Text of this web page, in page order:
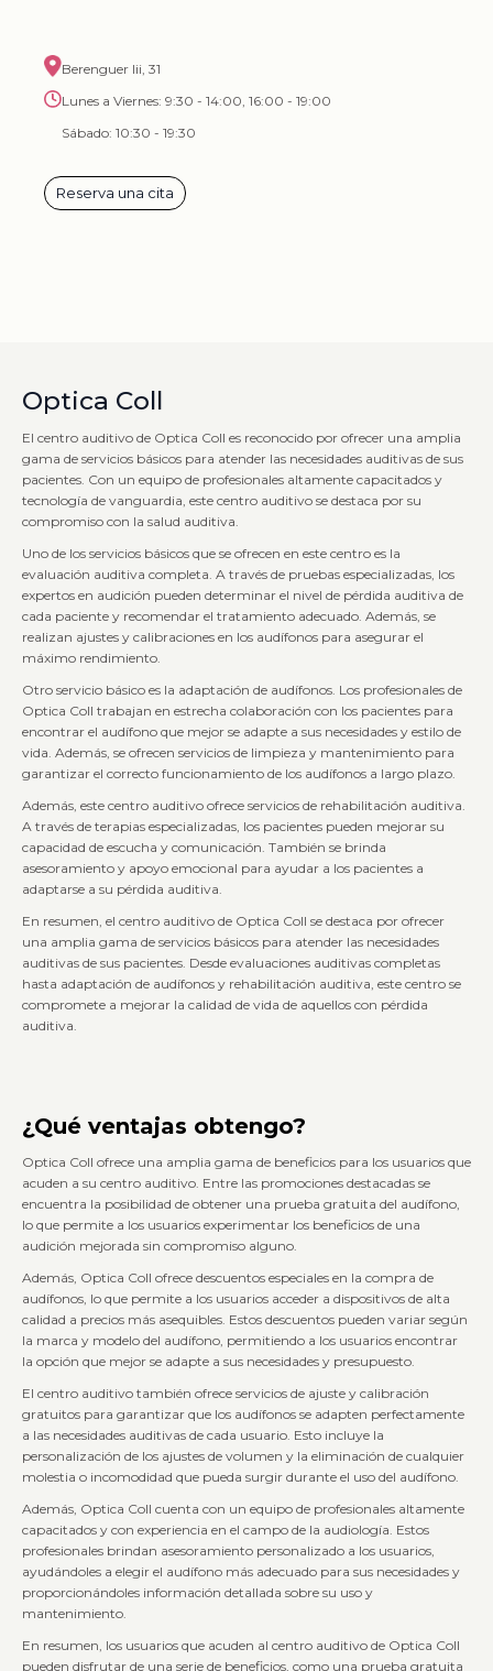
Berenguer Iii, 31
Lunes a Viernes: 9:30 - 14:00, 16:00 - 19:00
Sábado: 10:30 - 19:30
Reserva una cita
Optica Coll
El centro auditivo de Optica Coll es reconocido por ofrecer una amplia
gama de servicios básicos para atender las necesidades auditivas de sus
pacientes. Con un equipo de profesionales altamente capacitados y
tecnología de vanguardia, este centro auditivo se destaca por su
compromiso con la salud auditiva.
Uno de los servicios básicos que se ofrecen en este centro es la
evaluación auditiva completa. A través de pruebas especializadas, los
expertos en audición pueden determinar el nivel de pérdida auditiva de
cada paciente y recomendar el tratamiento adecuado. Además, se
realizan ajustes y calibraciones en los audífonos para asegurar el
máximo rendimiento.
Otro servicio básico es la adaptación de audífonos. Los profesionales de
Optica Coll trabajan en estrecha colaboración con los pacientes para
encontrar el audífono que mejor se adapte a sus necesidades y estilo de
vida. Además, se ofrecen servicios de limpieza y mantenimiento para
garantizar el correcto funcionamiento de los audífonos a largo plazo.
Además, este centro auditivo ofrece servicios de rehabilitación auditiva.
A través de terapias especializadas, los pacientes pueden mejorar su
capacidad de escucha y comunicación. También se brinda
asesoramiento y apoyo emocional para ayudar a los pacientes a
adaptarse a su pérdida auditiva.
En resumen, el centro auditivo de Optica Coll se destaca por ofrecer
una amplia gama de servicios básicos para atender las necesidades
auditivas de sus pacientes. Desde evaluaciones auditivas completas
hasta adaptación de audífonos y rehabilitación auditiva, este centro se
compromete a mejorar la calidad de vida de aquellos con pérdida
auditiva.
¿Qué ventajas obtengo?
Optica Coll ofrece una amplia gama de beneficios para los usuarios que
acuden a su centro auditivo. Entre las promociones destacadas se
encuentra la posibilidad de obtener una prueba gratuita del audífono,
lo que permite a los usuarios experimentar los beneficios de una
audición mejorada sin compromiso alguno.
Además, Optica Coll ofrece descuentos especiales en la compra de
audífonos, lo que permite a los usuarios acceder a dispositivos de alta
calidad a precios más asequibles. Estos descuentos pueden variar según
la marca y modelo del audífono, permitiendo a los usuarios encontrar
la opción que mejor se adapte a sus necesidades y presupuesto.
El centro auditivo también ofrece servicios de ajuste y calibración
gratuitos para garantizar que los audífonos se adapten perfectamente
a las necesidades auditivas de cada usuario. Esto incluye la
personalización de los ajustes de volumen y la eliminación de cualquier
molestia o incomodidad que pueda surgir durante el uso del audífono.
Además, Optica Coll cuenta con un equipo de profesionales altamente
capacitados y con experiencia en el campo de la audiología. Estos
profesionales brindan asesoramiento personalizado a los usuarios,
ayudándoles a elegir el audífono más adecuado para sus necesidades y
proporcionándoles información detallada sobre su uso y
mantenimiento.
En resumen, los usuarios que acuden al centro auditivo de Optica Coll
pueden disfrutar de una serie de beneficios, como una prueba gratuita